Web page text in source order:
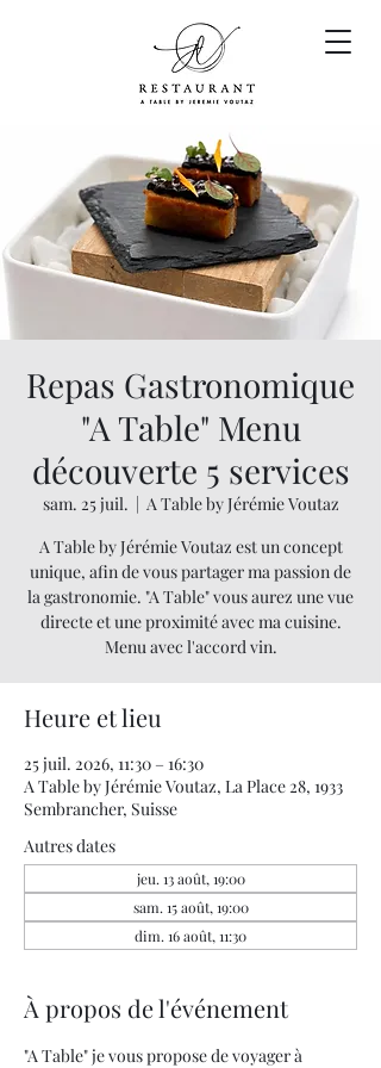
Repas Gastronomique
"A Table" Menu
découverte 5 services
sam. 25 juil.
  |
A Table by Jérémie Voutaz
A Table by Jérémie Voutaz est un concept
unique, afin de vous partager ma passion de
la gastronomie. "A Table" vous aurez une vue
directe et une proximité avec ma cuisine.
Menu avec l'accord vin.
Heure et lieu
25 juil. 2026, 11:30 – 16:30
A Table by Jérémie Voutaz, La Place 28, 1933
Sembrancher, Suisse
Autres dates
jeu. 13 août, 19:00
sam. 15 août, 19:00
dim. 16 août, 11:30
À propos de l'événement
"A Table" je vous propose de voyager à